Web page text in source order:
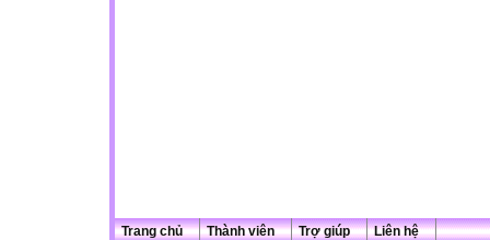
Trang chủ Thành viên Trợ giúp Liên hệ